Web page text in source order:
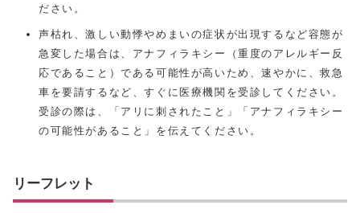
ださい。
声枯れ、激しい動悸やめまいの症状が出現するなど容態が
急変した場合は、アナフィラキシー（重度のアレルギー反
応であること）である可能性が高いため、速やかに、救急
車を要請するなど、すぐに医療機関を受診してください。
受診の際は、「アリに刺されたこと」「アナフィラキシー
の可能性があること」を伝えてください。
リーフレット